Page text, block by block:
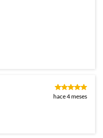
hace 4 meses